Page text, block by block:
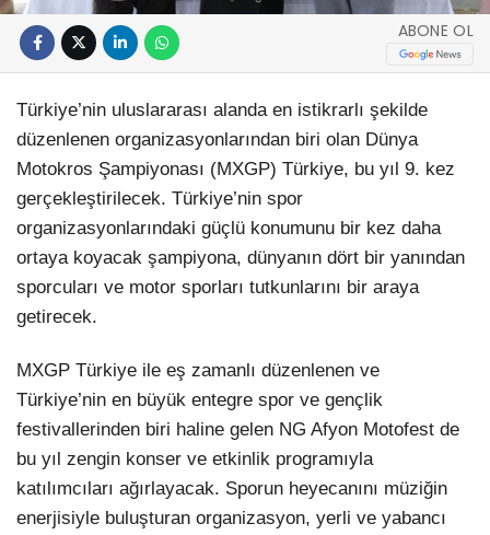
ABONE OL
Türkiye’nin uluslararası alanda en istikrarlı şekilde
düzenlenen organizasyonlarından biri olan Dünya
Motokros Şampiyonası (MXGP) Türkiye, bu yıl 9. kez
gerçekleştirilecek. Türkiye’nin spor
organizasyonlarındaki güçlü konumunu bir kez daha
ortaya koyacak şampiyona, dünyanın dört bir yanından
sporcuları ve motor sporları tutkunlarını bir araya
getirecek.
MXGP Türkiye ile eş zamanlı düzenlenen ve
Türkiye’nin en büyük entegre spor ve gençlik
festivallerinden biri haline gelen NG Afyon Motofest de
bu yıl zengin konser ve etkinlik programıyla
katılımcıları ağırlayacak. Sporun heyecanını müziğin
enerjisiyle buluşturan organizasyon, yerli ve yabancı